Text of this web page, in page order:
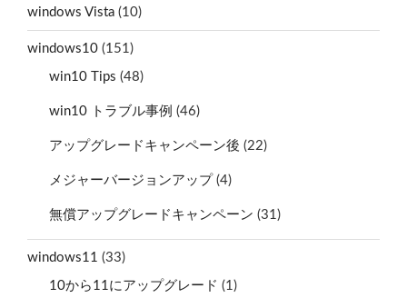
windows Vista (10)
windows10 (151)
win10 Tips (48)
win10 トラブル事例 (46)
アップグレードキャンペーン後 (22)
メジャーバージョンアップ (4)
無償アップグレードキャンペーン (31)
windows11 (33)
10から11にアップグレード (1)